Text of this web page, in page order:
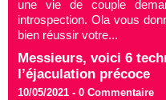
une vie de couple
introspection. Ola vous
bien réussir votre...
Messieurs, voici 6
l’éjaculation précoce
10/05/2021 - 0 Commentaire